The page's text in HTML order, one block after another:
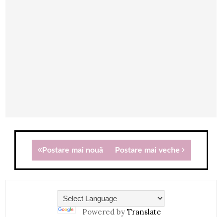
Postare mai nouă Postare mai veche
Powered by Translate